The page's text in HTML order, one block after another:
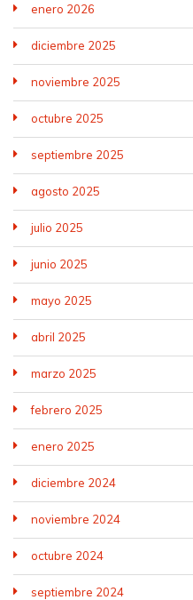
enero 2026
diciembre 2025
noviembre 2025
octubre 2025
septiembre 2025
agosto 2025
julio 2025
junio 2025
mayo 2025
abril 2025
marzo 2025
febrero 2025
enero 2025
diciembre 2024
noviembre 2024
octubre 2024
septiembre 2024